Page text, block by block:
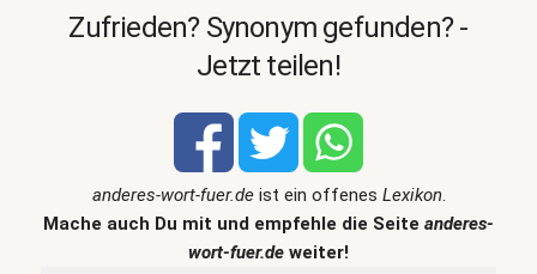
Zufrieden? Synonym gefunden? -
Jetzt teilen!
anderes-wort-fuer.deist ein offenes Lexikon.
Mache auch Du mit und empfehle die Seite anderes-
wort-fuer.de weiter!